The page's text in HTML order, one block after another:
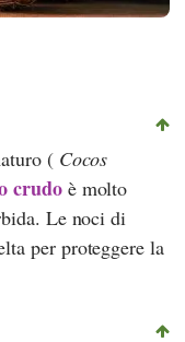
( Cocos
crudoè molto
Le noci di
per proteggere la